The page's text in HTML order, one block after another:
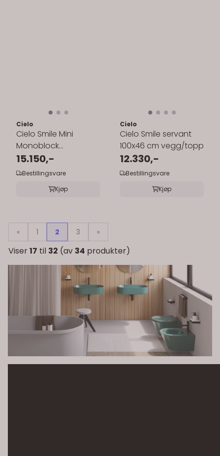
Cielo
Cielo Smile Mini
Monoblock
gulvtoalett inkl.sete
med softclose
15.150,-
Bestillingsvare
Kjøp
Cielo
Cielo Smile servant
100x46 cm vegg/topp
12.330,-
Bestillingsvare
Kjøp
« 1 2 3 »
Viser17 til 32 (av 34 produkter)